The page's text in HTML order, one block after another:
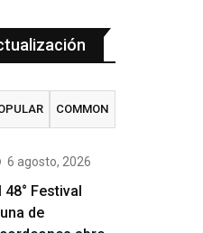
COMMON
6 agosto, 2026
48° Festival
de